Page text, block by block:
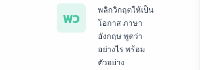
รัสเซีย ราคาเริ่มต้น
150฿
บริการรับแปลภาษา
ทั่วไทย ราคาเริ่มต้น
พว
พลิกวิกฤตให้เป็น
โอกาส ภาษา
อังกฤษ พูดว่า
อย่างไร พร้อม
ตัวอย่าง